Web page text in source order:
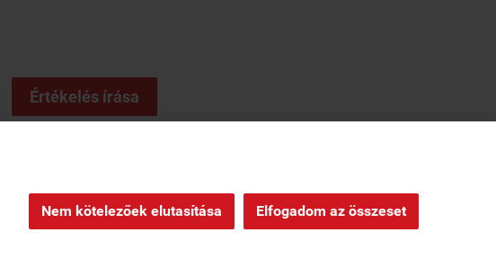
Nem kötelezőek elutasítása Elfogadom az összeset
Értékelés írása
megrendelés|Oldaltérkép|